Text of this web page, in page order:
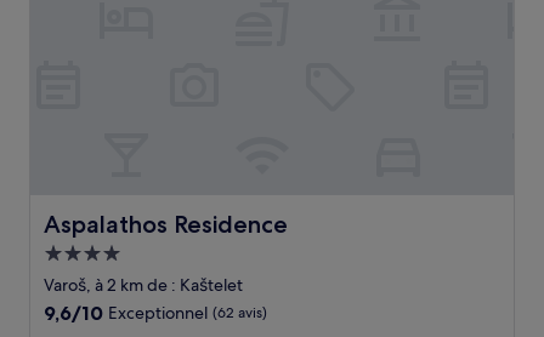
Aspalathos Residence
Aspalathos Residence
Hébergement
4.0 étoiles
Varoš, à 2 km de : Kaštelet
9.6
9,6/10 Exceptionnel (62 avis)